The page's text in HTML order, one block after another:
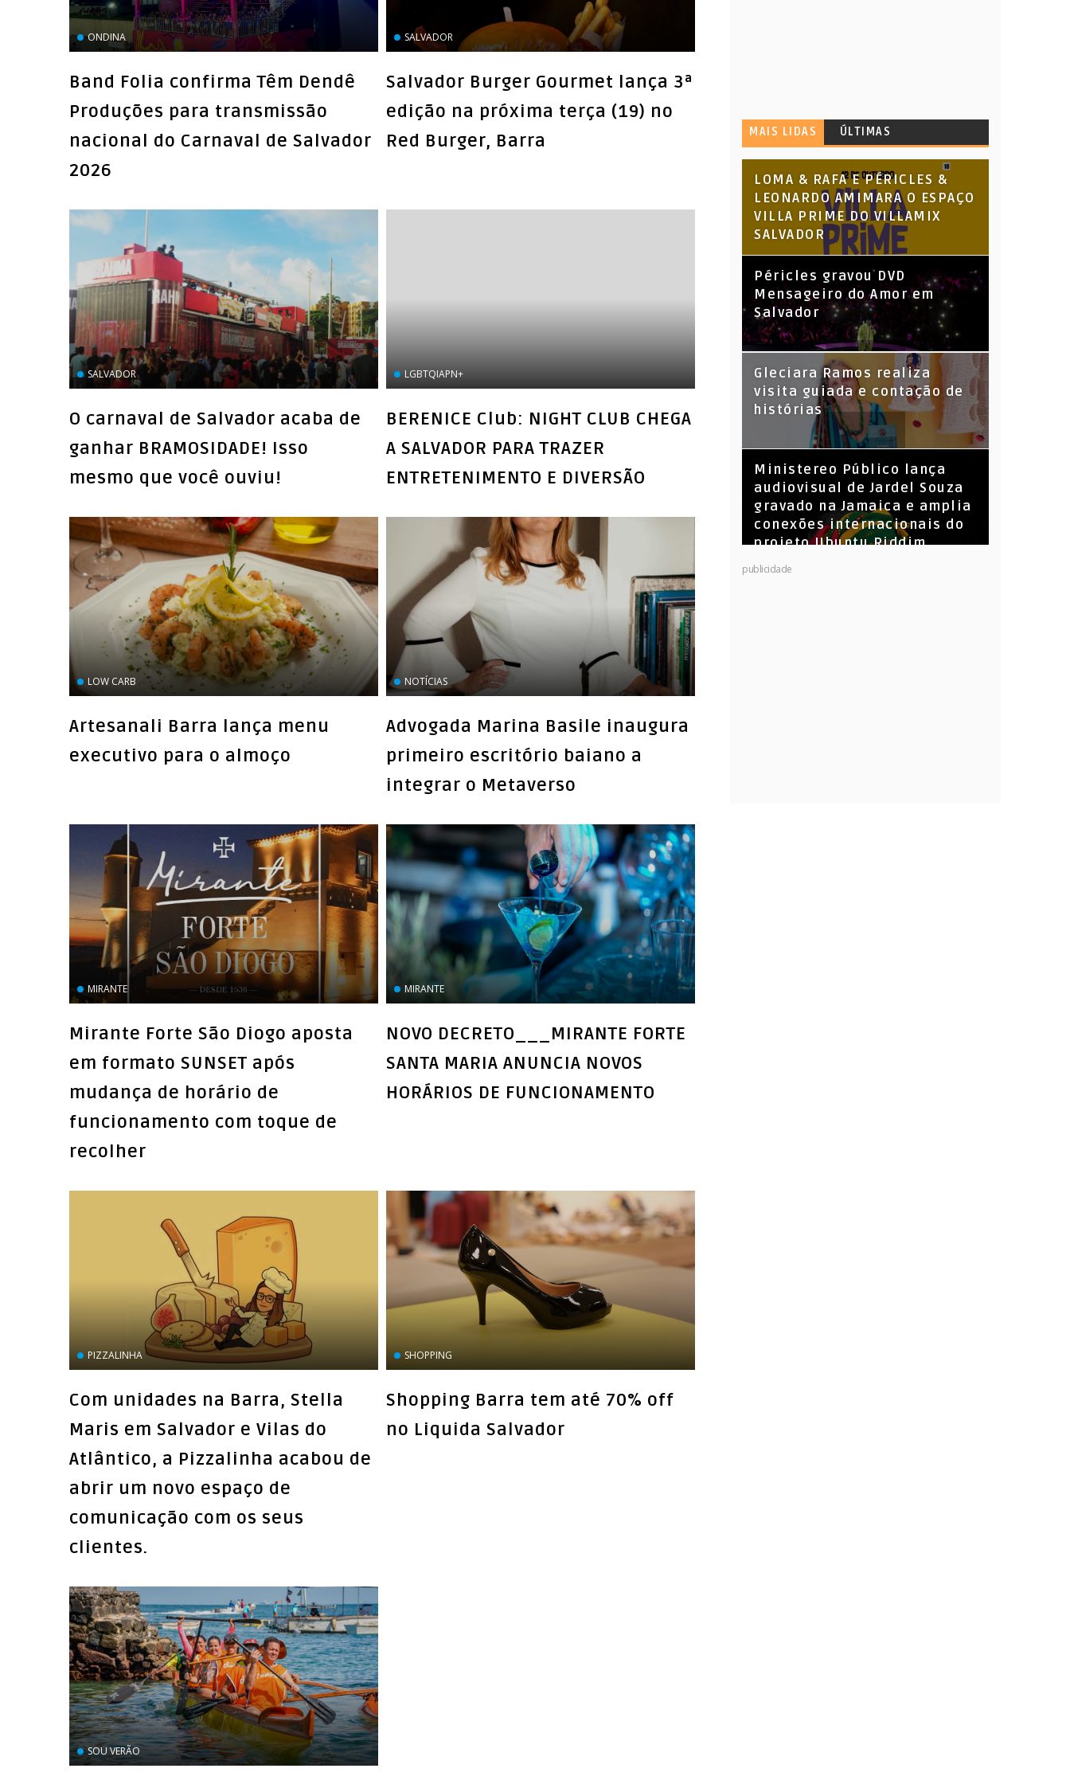
Band Folia confirma Têm Dendê
Produções para transmissão
nacional do Carnaval de Salvador
2026
SALVADOR‏
Salvador Burger Gourmet lança 3ª
edição na próxima terça (19) no
Red Burger, Barra
SALVADOR
O carnaval de Salvador acaba de
ganhar BRAMOSIDADE! Isso
mesmo que você ouviu!
LGBTQIAPN+
BERENICE Club: NIGHT CLUB CHEGA
A SALVADOR PARA TRAZER
ENTRETENIMENTO E DIVERSÃO
LOW CARB
Artesanali Barra lança menu
executivo para o almoço
NOTÍCIAS
Advogada Marina Basile inaugura
primeiro escritório baiano a
integrar o Metaverso
MIRANTE
Mirante Forte São Diogo aposta
em formato SUNSET após
mudança de horário de
funcionamento com toque de
recolher
MIRANTE
NOVO DECRETO___MIRANTE FORTE
SANTA MARIA ANUNCIA NOVOS
HORÁRIOS DE FUNCIONAMENTO
PIZZALINHA
Com unidades na Barra, Stella
Maris em Salvador e Vilas do
Atlântico, a Pizzalinha acabou de
abrir um novo espaço de
comunicação com os seus
clientes.
SHOPPING
Shopping Barra tem até 70% off
no Liquida Salvador
SOU VERÃO
MAIS LIDAS ÚLTIMAS
LOMA & RAFA E PÉRICLES &
LEONARDO AMIMARA O ESPAÇO
VILLA PRIME DO VILLAMIX
SALVADOR
Péricles gravou DVD
Mensageiro do Amor em
Salvador
KL Jay (Racionais MC’s), DJ
Raíz e DJ Leandro Vitrola na
BIGSHAKE 14
Gleciara Ramos realiza
visita guiada e contação de
histórias
​Ministereo Público lança
audiovisual de Jardel Souza
gravado na Jamaica e amplia
conexões internacionais do
projeto Ubuntu Riddim
publicidade